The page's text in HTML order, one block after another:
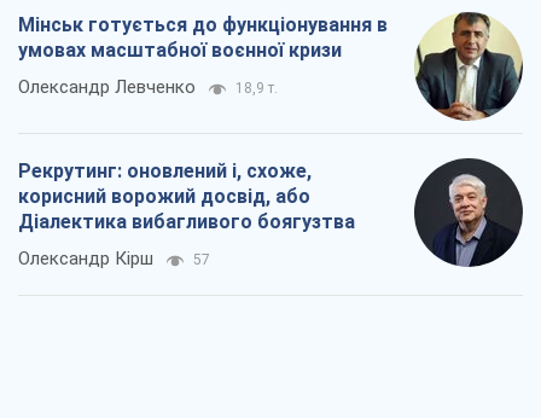
Мінськ готується до функціонування в
умовах масштабної воєнної кризи
Олександр Левченко 18,9 т.
Рекрутинг: оновлений і, схоже,
корисний ворожий досвід, або
Діалектика вибагливого боягузтва
Олександр Кірш 57